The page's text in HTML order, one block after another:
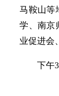
马鞍山等
学、南京
业促进会
下午